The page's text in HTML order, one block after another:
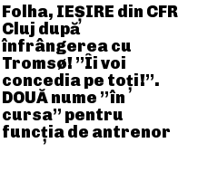
Folha, IEȘIRE din CFR
Cluj după
înfrângerea cu
Tromsø! ”Îi voi
concedia pe toți!”.
DOUĂ nume ”în
cursa” pentru
funcția de antrenor